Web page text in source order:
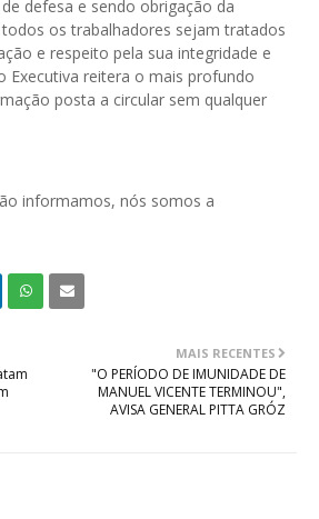
defesa e sendo obrigação da
os trabalhadores sejam tratados
e respeito pela sua integridade e
Executiva reitera o mais profundo
posta a circular sem qualquer
informamos, nós somos a
MAIS RECENTES
"O PERÍODO DE IMUNIDADE DE
MANUEL VICENTE TERMINOU",
AVISA GENERAL PITTA GRÓZ